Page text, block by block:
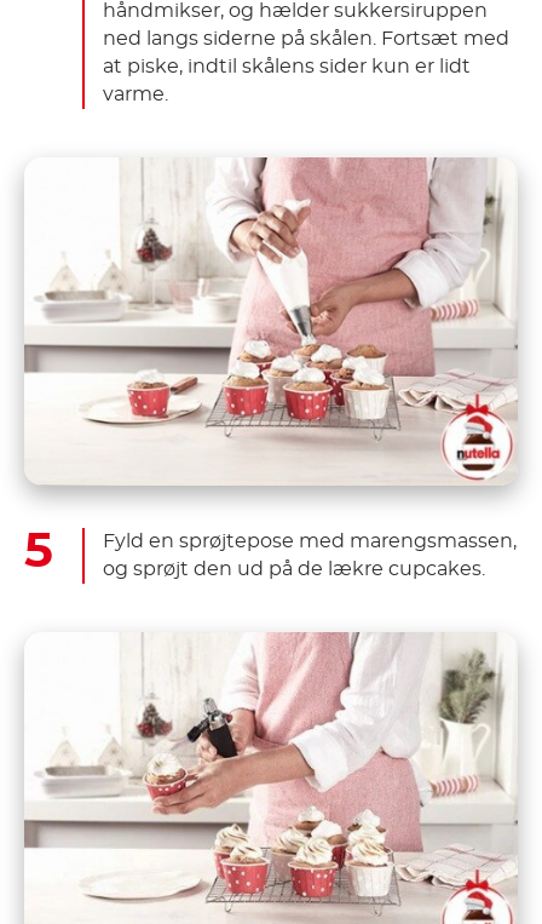
håndmikser, og hælder sukkersiruppen
ned langs siderne på skålen. Fortsæt med
at piske, indtil skålens sider kun er lidt
varme.
Fyld en sprøjtepose med marengsmassen,
og sprøjt den ud på de lækre cupcakes.